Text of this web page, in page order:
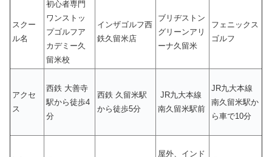
スクー
ル名
初心者専門
ワンストッ
プゴルフア
カデミー久
留米校
インザゴルフ西
鉄久留米店
ブリヂストン
グリーンアリ
ーナ久留米
フェニックス
ゴルフ
アクセ
ス
西鉄 大善寺
駅から徒歩4
分
西鉄 久留米駅
から徒歩5分
JR九大本線
南久留米駅前
JR九大本線
南久留米駅か
ら車で10分
屋外、インド